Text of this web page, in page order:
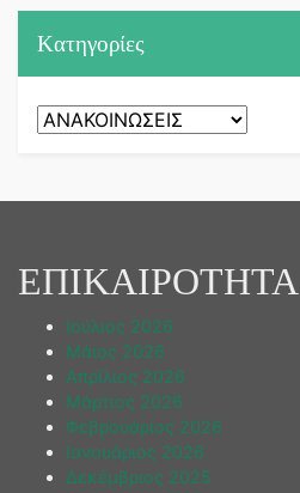
Kατηγορίες
Kατηγορίες
ΕΠΙΚΑΙΡΟΤΗΤΑ
Ιούλιος 2026
Μάιος 2026
Απρίλιος 2026
Μάρτιος 2026
Φεβρουάριος 2026
Ιανουάριος 2026
Δεκέμβριος 2025